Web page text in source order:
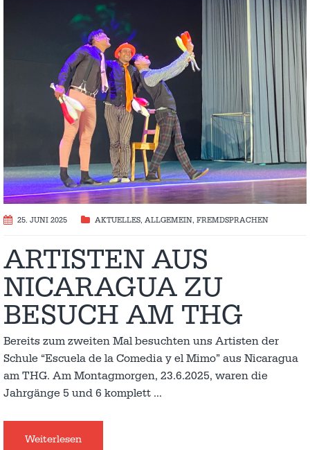
25. JUNI 2025 AKTUELLES, ALLGEMEIN, FREMDSPRACHEN
ARTISTEN AUS
NICARAGUA ZU
BESUCH AM THG
Bereits zum zweiten Mal besuchten uns Artisten der
Schule “Escuela de la Comedia y el Mimo” aus Nicaragua
am THG. Am Montagmorgen, 23.6.2025, waren die
Jahrgänge 5 und 6 komplett …
Weiterlesen